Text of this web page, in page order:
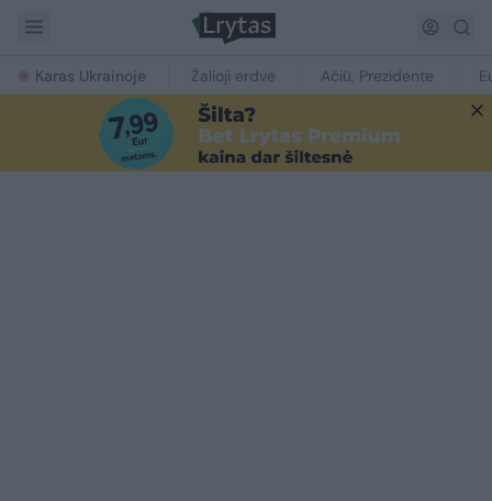
Karas Ukrainoje Žalioji erdvė Ačiū, Prezidente